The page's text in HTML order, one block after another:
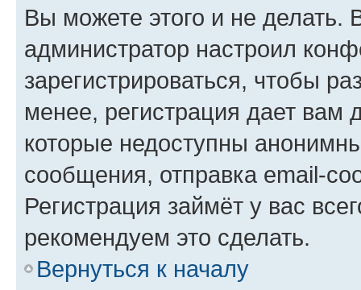
Вы можете этого и не делать.
администратор настроил
зарегистрироваться, чтобы
менее, регистрация дает вам
которые недоступны
сообщения, отправка email-
Регистрация займёт у вас
рекомендуем это сделать.
Вернуться к началу